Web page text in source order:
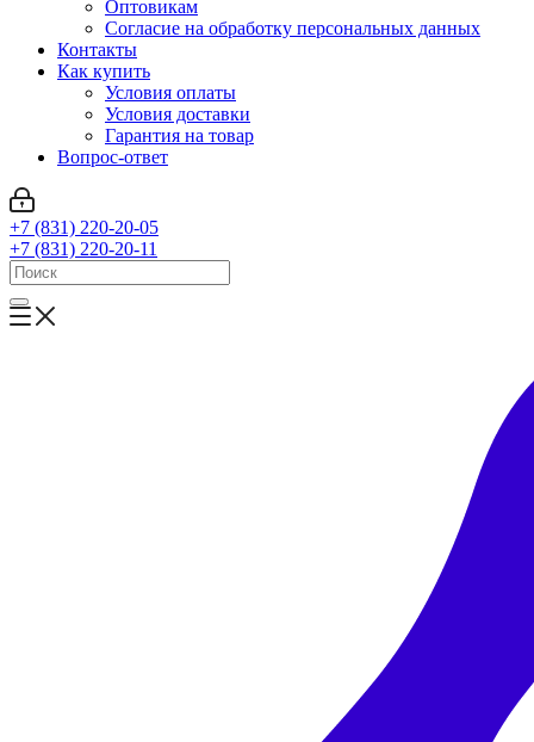
Оптовикам
Cогласие на обработку персональных данных
Контакты
Как купить
Условия оплаты
Условия доставки
Гарантия на товар
Вопрос-ответ
+7 (831) 220-20-05
+7 (831) 220-20-11